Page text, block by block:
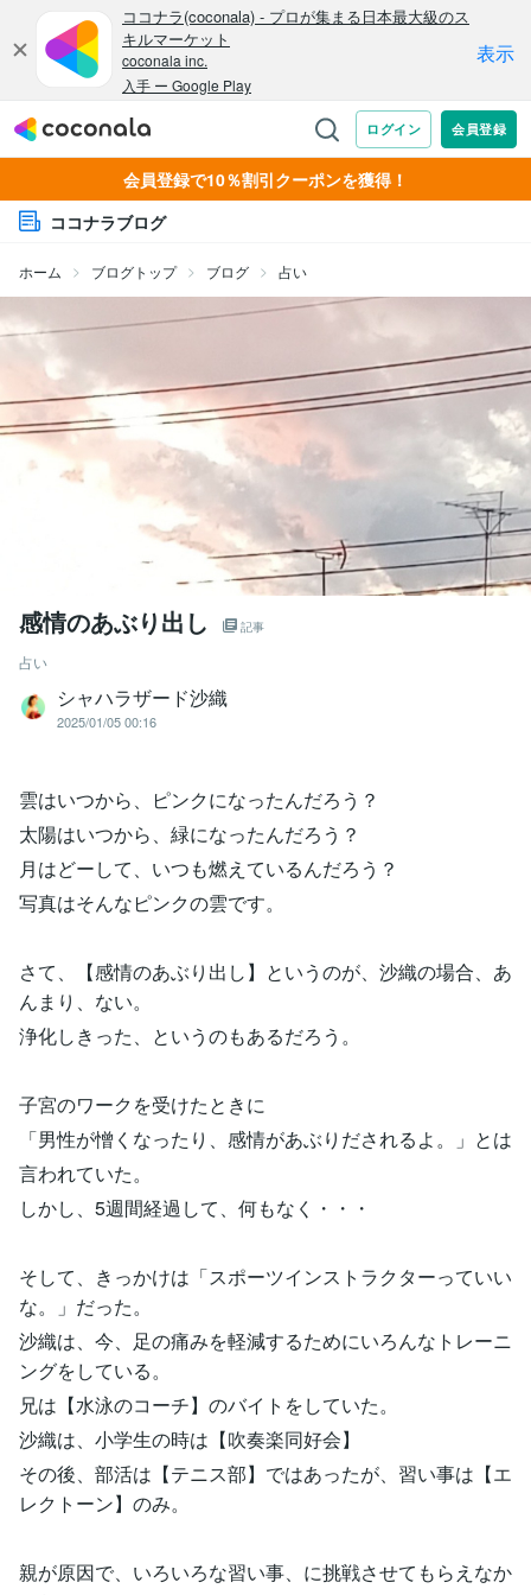
会員登録で10％割引クーポンを獲得！
ココナラブログ
ホーム ブログトップ ブログ 占い
感情のあぶり出し 記事
占い
シャハラザード沙織
2025/01/05 00:16
雲はいつから、ピンクになったんだろう？
太陽はいつから、緑になったんだろう？
月はどーして、いつも燃えているんだろう？
写真はそんなピンクの雲です。
さて、【感情のあぶり出し】というのが、沙織の場合、あ
んまり、ない。
浄化しきった、というのもあるだろう。
子宮のワークを受けたときに
「男性が憎くなったり、感情があぶりだされるよ。」とは
言われていた。
しかし、5週間経過して、何もなく・・・
そして、きっかけは「スポーツインストラクターっていい
な。」だった。
沙織は、今、足の痛みを軽減するためにいろんなトレーニ
ングをしている。
兄は【水泳のコーチ】のバイトをしていた。
沙織は、小学生の時は【吹奏楽同好会】
その後、部活は【テニス部】ではあったが、習い事は【エ
レクトーン】のみ。
親が原因で、いろいろな習い事、に挑戦させてもらえなか